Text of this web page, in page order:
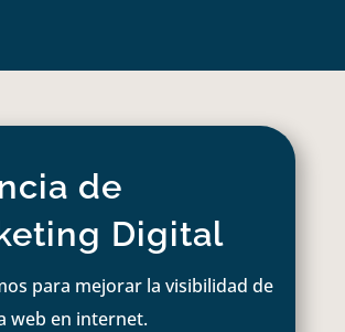
de
Digital
para mejorar la visibilidad de
web en internet.